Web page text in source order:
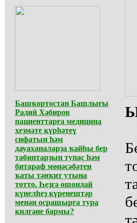
Башҡортостан Башлығы
Радий Хәбиров
пациенттарға медицина
хеҙмәте күрһәтеү
сифатын һәм
дауаханаларҙа ҡайһы бер
табиптарҙың тупаҫ һәм
битараф мөнәсәбәтен
ҡаты тәнҡит утына
тотто. Һеҙгә ошондай
күңелһеҙ күренештәр
менән осрашырға тура
килгәне бармы?